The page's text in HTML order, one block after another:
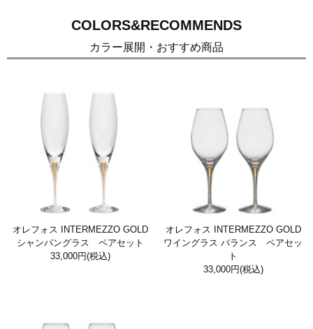
COLORS&RECOMMENDS
カラー展開・おすすめ商品
オレフォス INTERMEZZO GOLD
シャンパングラス ペアセット
33,000円(税込)
オレフォス INTERMEZZO GOLD
ワイングラス バランス ペアセッ
ト
33,000円(税込)